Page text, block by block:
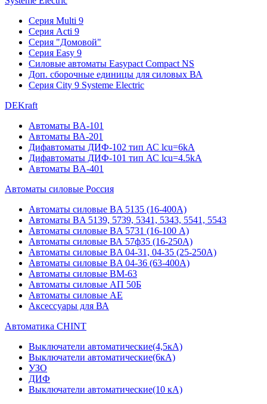
Серия Multi 9
Серия Acti 9
Серия "Домовой"
Серия Easy 9
Силовые автоматы Easypact Compact NS
Доп. сборочные единицы для силовых ВА
Серия City 9 Systeme Electric
DEKraft
Автоматы BA-101
Автоматы ВА-201
Дифавтоматы ДИФ-102 тип АС lcu=6kA
Дифавтоматы ДИФ-101 тип АС lcu=4.5kA
Автоматы BA-401
Автоматы силовые Россия
Автоматы силовые BA 5135 (16-400А)
Автоматы BA 5139, 5739, 5341, 5343, 5541, 5543
Автоматы силовые BA 5731 (16-100 А)
Автоматы силовые ВА 57ф35 (16-250А)
Автоматы силовые BA 04-31, 04-35 (25-250А)
Автоматы силовые BA 04-36 (63-400А)
Автоматы силовые ВМ-63
Автоматы силовые АП 50Б
Автоматы силовые АЕ
Аксессуары для ВА
Автоматика CHINT
Выключатели автоматические(4,5кА)
Выключатели автоматические(6кА)
УЗО
ДИФ
Выключатели автоматические(10 кА)